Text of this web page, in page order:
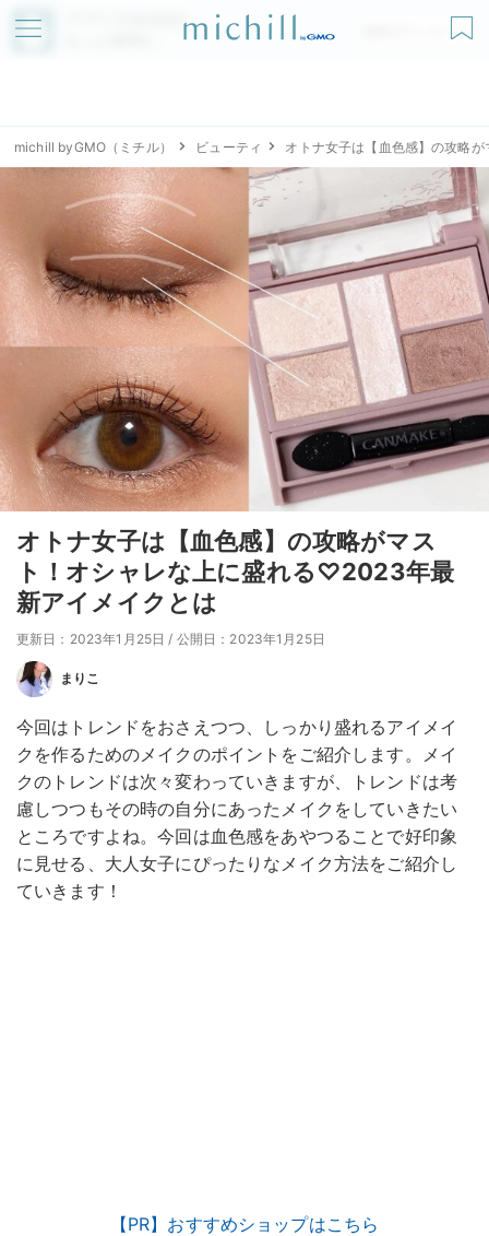
アプリでmichillが
無料ダウンロード
michill byGMO（ミチル） ビューティ オトナ女子は【血色感】の攻略
オトナ女子は【血色感】の攻略がマス
ト！オシャレな上に盛れる♡2023年最
新アイメイクとは
更新日：2023年1月25日 / 公開日：2023年1月25日
まりこ
今回はトレンドをおさえつつ、しっかり盛れるアイメイ
クを作るためのメイクのポイントをご紹介します。メイ
クのトレンドは次々変わっていきますが、トレンドは考
慮しつつもその時の自分にあったメイクをしていきたい
ところですよね。今回は血色感をあやつることで好印象
に見せる、大人女子にぴったりなメイク方法をご紹介し
ていきます！
【PR】おすすめショップはこちら